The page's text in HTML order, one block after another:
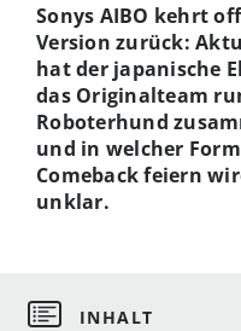
Sonys AIBO kehrt
Version zurück:
hat der japanische
das Originalteam
Roboterhund
und in welcher
Comeback feiern
unklar.